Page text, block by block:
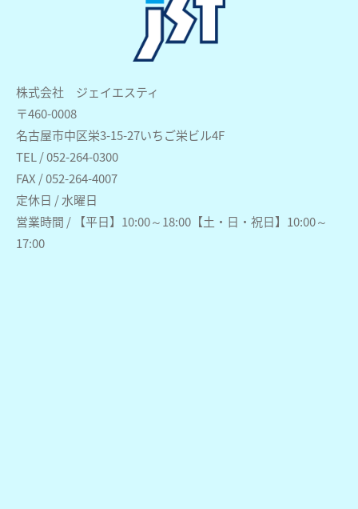
株式会社 ジェイエスティ
〒460-0008
名古屋市中区栄3-15-27いちご栄ビル4F
TEL / 052-264-0300
FAX / 052-264-4007
定休日 / 水曜日
営業時間 / 【平日】10:00～18:00【土・日・祝日】10:00～
17:00